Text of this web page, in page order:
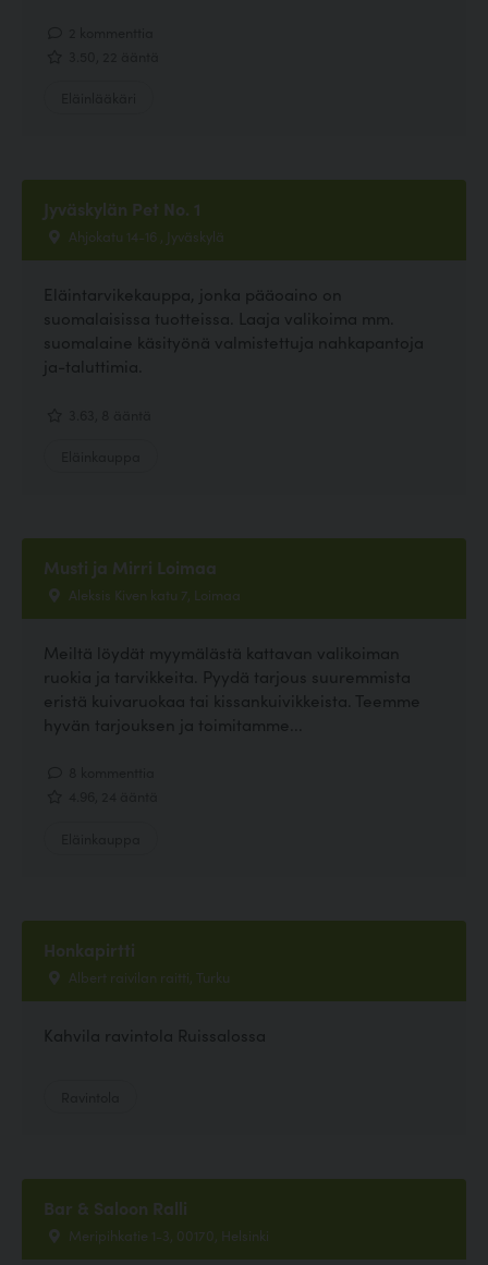
Jyväskylän Pet No. 1
Ahjokatu 14-16 , Jyväskylä
Eläintarvikekauppa, jonka pääoaino on
suomalaisissa tuotteissa. Laaja valikoima mm.
suomalaine käsityönä valmistettuja nahkapantoja
ja-taluttimia.
Musti ja Mirri Loimaa
Aleksis Kiven katu 7, Loimaa
Meiltä löydät myymälästä kattavan valikoiman
ruokia ja tarvikkeita. Pyydä tarjous suuremmista
eristä kuivaruokaa tai kissankuivikkeista. Teemme
hyvän tarjouksen ja toimitamme...
Honkapirtti
Albert raivilan raitti, Turku
Kahvila ravintola Ruissalossa
Bar & Saloon Ralli
Meripihkatie 1-3, 00170, Helsinki